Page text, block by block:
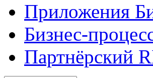
Приложения
Бизнес-
Партнёрский